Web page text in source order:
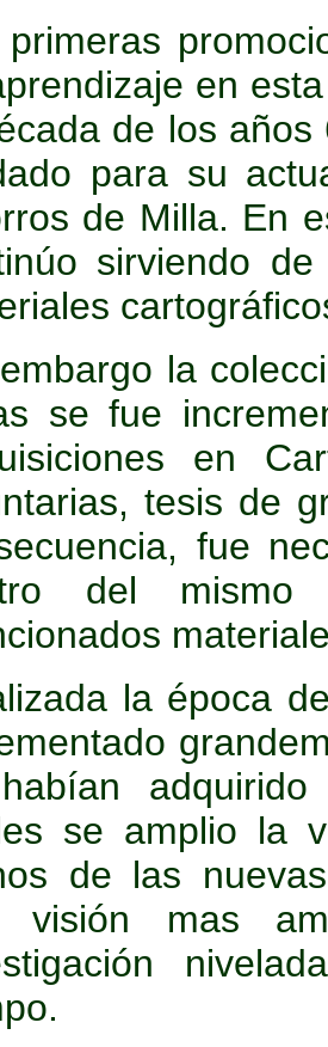
primeras
en
de los
para su
de Milla. En
sirviendo
la
se fue
en
tesis de
fue
del mismo
la época
se amplio la
de las
visión mas